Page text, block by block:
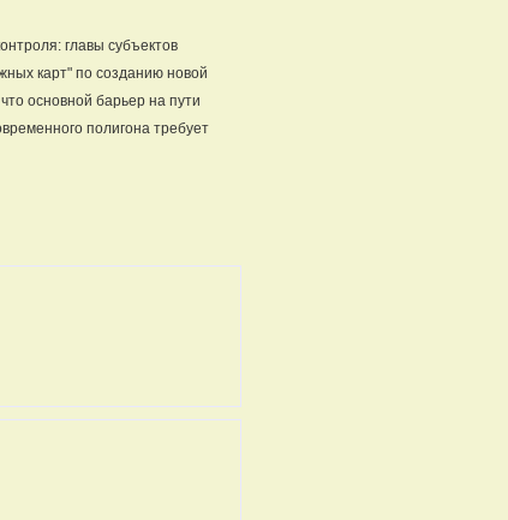
главы субъектов
карт" по созданию новой
основной барьер на пути
полигона требует